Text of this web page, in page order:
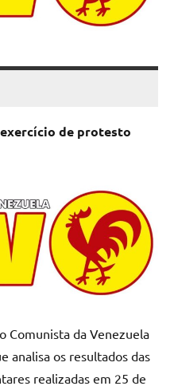
de protesto
Comunista da Venezuela
analisa os resultados das
realizadas em 25 de